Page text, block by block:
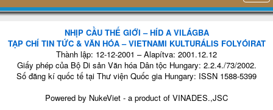
NHỊP CẦU THẾ GIỚI – HÍD A VILÁGBA
TẠP CHÍ TIN TỨC & VĂN HÓA – VIETNAMI KULTURÁLIS FOLYÓIRAT
Thành lập: 12-12-2001 – Alapítva: 2001.12.12
Giấy phép của Bộ Di sản Văn hóa Dân tộc Hungary: 2.2.4./73/2002.
Số đăng kí quốc tế tại Thư viện Quốc gia Hungary: ISSN 1588-5399
Powered by NukeViet - a product of VINADES.,JSC